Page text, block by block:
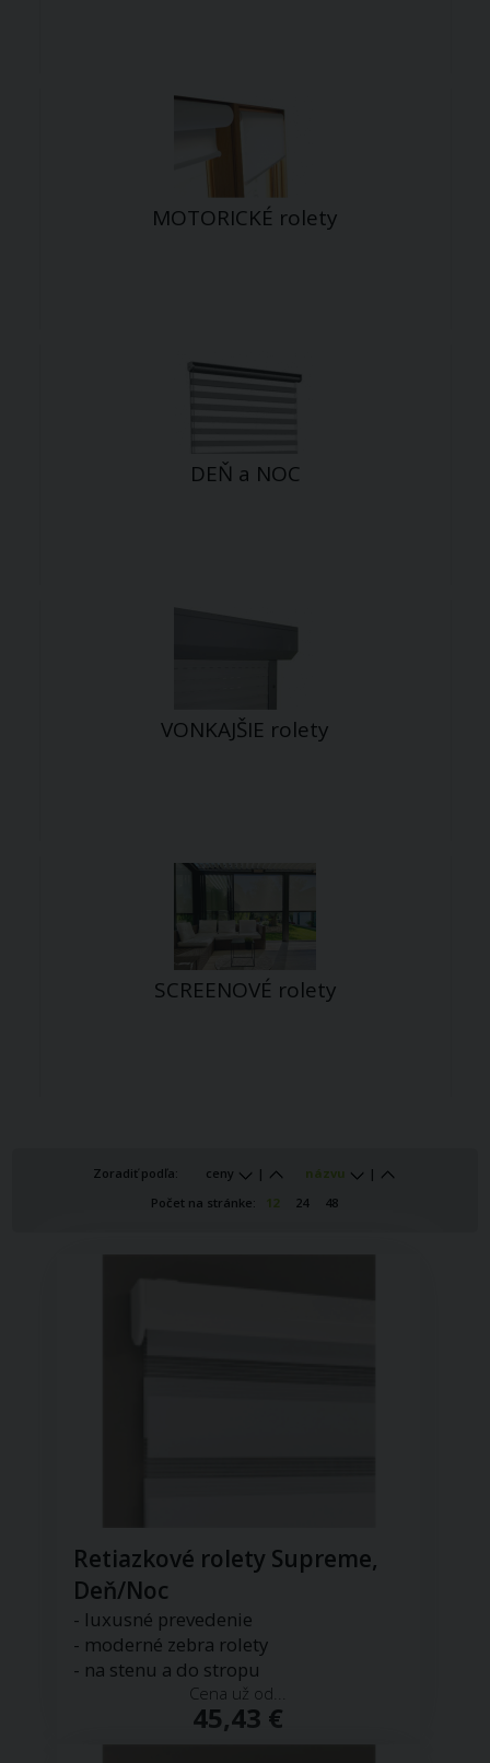
MOTORICKÉ rolety
DEŇ a NOC
VONKAJŠIE rolety
SCREENOVÉ rolety
Zoradiť podľa: ceny | názvu
|
Počet na stránke: 12 24 48
Retiazkové rolety Supreme,
Deň/Noc
- luxusné prevedenie
- moderné zebra rolety
- na stenu a do stropu
Cena už od...
45,43 €